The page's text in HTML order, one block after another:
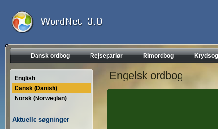
Dansk ordbog Rejseparlør Rimordbog
English
Dansk (Danish)
Norsk (Norwegian)
Aktuelle søgninger
Engelsk ordbog